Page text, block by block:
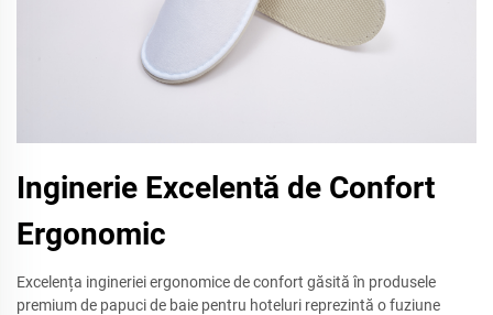
Inginerie Excelentă de Confort
Ergonomic
Excelența ingineriei ergonomice de confort găsită în produsele
premium de papuci de baie pentru hoteluri reprezintă o fuziune